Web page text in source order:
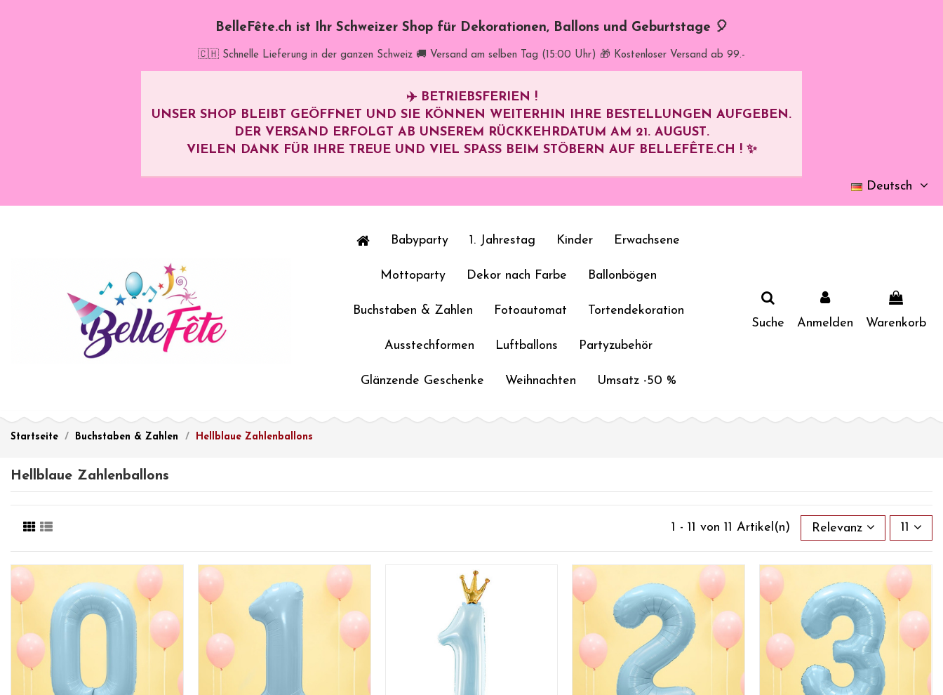
BelleFête.ch ist Ihr Schweizer Shop für Dekorationen, Ballons und Geburtstage 🎈
🇨🇭 Schnelle Lieferung in der ganzen Schweiz 🚚 Versand am selben Tag (15:00 Uhr) 🎁 Kostenloser Versand ab 99.-
✈️ BETRIEBSFERIEN !
UNSER SHOP BLEIBT GEÖFFNET UND SIE KÖNNEN WEITERHIN IHRE BESTELLUNGEN AUFGEBEN.
DER VERSAND ERFOLGT AB UNSEREM RÜCKKEHRDATUM AM 21. AUGUST.
VIELEN DANK FÜR IHRE TREUE UND VIEL SPASS BEIM STÖBERN AUF BELLEFÊTE.CH ! ✨
Deutsch
Babyparty 1. Jahrestag Kinder Erwachsene
Mottoparty Dekor nach Farbe Ballonbögen
Buchstaben & Zahlen Fotoautomat Tortendekoration
Ausstechformen Luftballons Partyzubehör
Glänzende Geschenke Weihnachten Umsatz -50 %
Suche Anmelden Warenkorb
Startseite Buchstaben & Zahlen Hellblaue Zahlenballons
Hellblaue Zahlenballons
1 - 11 von 11 Artikel(n) Relevanz 11